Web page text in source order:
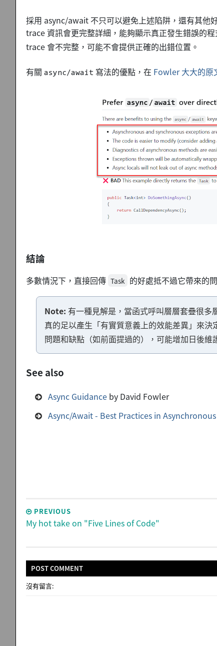
採用 async/await 不只可以避免上述陷阱，還有其他
trace 資訊會更完整詳細，能夠顯示真正發生錯誤的
trace 會不完整，可能不會提供正確的出錯位置。
有關 async/await 寫法的優點，在 Fowler 大大的原
結論
多數情況下，直接回傳 Task 的好處抵不過它帶來的
Note: 有一種見解是，當函式呼叫層層套疊很多
真的足以產生「有實質意義上的效能差異」來
問題和缺點（如前面提過的），可能增加日後維
See also
Async Guidanceby David Fowler
Async/Await - Best Practices in
PREVIOUS
My hot take on "Five Lines of Code"
POSTCOMMENT
沒有留言: